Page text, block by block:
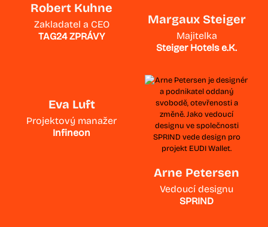
Robert Kuhne
Zakladatel a CEO
TAG24 ZPRÁVY
Margaux Steiger
Majitelka
Steiger Hotels e.K.
Eva Luft
Projektový manažer
Infineon
Arne Petersen
Vedoucí designu
SPRIND